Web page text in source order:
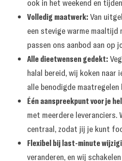
ook in het weekend en
Volledig maatwerk:Van
een stevige warme maaltijd
passen ons aanbod aan op
Alle dieetwensen gedekt:
halal bereid, wij koken naar
alle benodigde
Één aanspreekpunt voor je
met meerdere leveranciers.
centraal, zodat jij je kunt
Flexibel bij last-minute
veranderen, en wij